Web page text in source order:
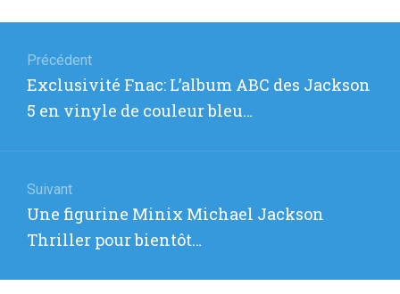
de
l’article
Précédent
Article
précédent
Exclusivité Fnac: L’album ABC des Jackson
5 en vinyle de couleur bleu…
Suivant
Article
suivant
Une figurine Minix Michael Jackson
Thriller pour bientôt…